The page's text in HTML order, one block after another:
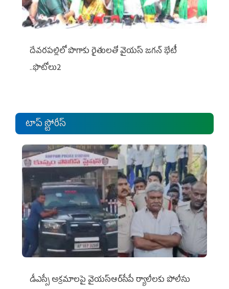
దేవరపల్లిలో పొగాకు రైతులతో వైయస్ జగన్ భేటీ
..ఫొటోలు2
టాప్ స్టోరీస్
డీఎస్సీ అక్రమాలపై వైయ‌స్ఆర్‌సీపీ ర్యాలీలకు పోలీసు